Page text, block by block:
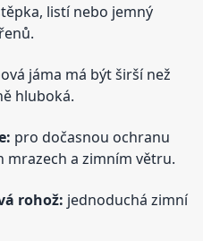
listí nebo jemný
jáma má být širší než
hluboká.
pro dočasnou ochranu
mrazech a zimním větru.
rohož: jednoduchá zimní